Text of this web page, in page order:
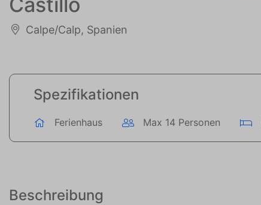
Calpe/Calp, Spanien
Spezifikationen
Ferienhaus Max 14 Personen
Beschreibung